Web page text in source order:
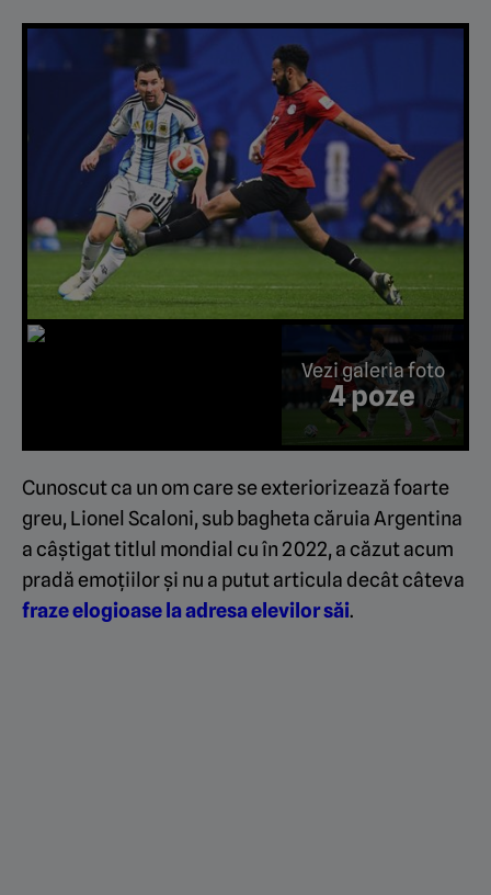
Vezi galeria foto
4 poze
Cunoscut ca un om care se exteriorizează foarte
greu, Lionel Scaloni, sub bagheta căruia Argentina
a câștigat titlul mondial cu în 2022, a căzut acum
pradă emoțiilor și nu a putut articula decât câteva
fraze elogioase la adresa elevilor săi.